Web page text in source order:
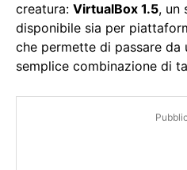
creatura: VirtualBox 1.5, un
disponibile sia per
che permette di passare da
semplice combinazione di